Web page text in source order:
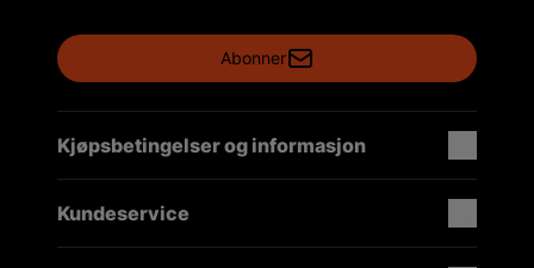
Abonner
Kjøpsbetingelser og informasjon
Kundeservice